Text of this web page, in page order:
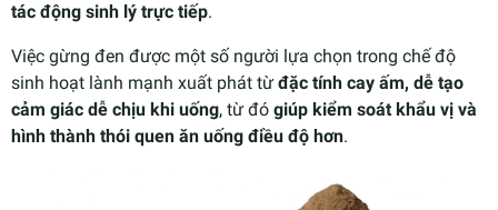
tác động sinh lý trực tiếp.
Việc gừng đen được một số người lựa chọn trong chế độ
sinh hoạt lành mạnh xuất phát từ đặc tính cay ấm, dễ tạo
cảm giác dễ chịu khi uống, từ đó giúp kiểm soát khẩu vị và
hình thành thói quen ăn uống điều độ hơn.